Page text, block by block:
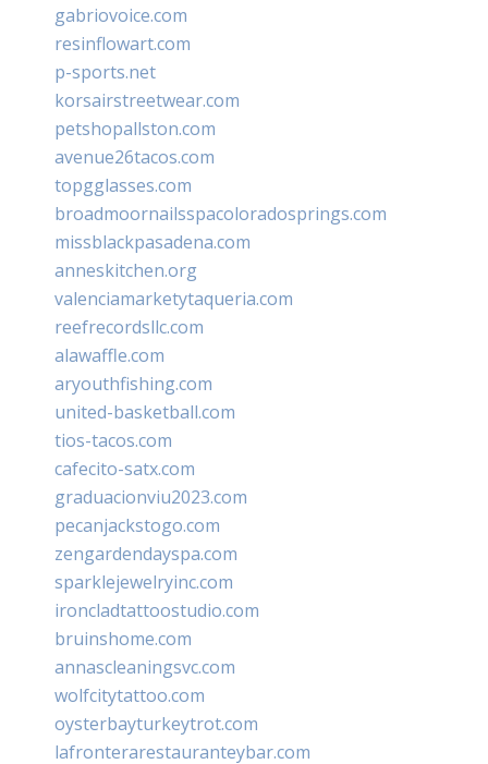
gabriovoice.com
resinflowart.com
p-sports.net
korsairstreetwear.com
petshopallston.com
avenue26tacos.com
topgglasses.com
broadmoornailsspacoloradosprings.com
missblackpasadena.com
anneskitchen.org
valenciamarketytaqueria.com
reefrecordsllc.com
alawaffle.com
aryouthfishing.com
united-basketball.com
tios-tacos.com
cafecito-satx.com
graduacionviu2023.com
pecanjackstogo.com
zengardendayspa.com
sparklejewelryinc.com
ironcladtattoostudio.com
bruinshome.com
annascleaningsvc.com
wolfcitytattoo.com
oysterbayturkeytrot.com
lafronterarestauranteybar.com